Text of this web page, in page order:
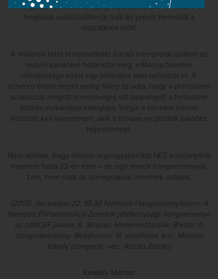
hallgattam a markáns hangsúlyokat és hitetlenkedve a
hegedűk valószínűtlenül halk és precíz tremolóit a
visszatérés előtt.
A második tétel tempóvételét Kocsis interpretációjában az
induló karaktere határozta meg, a Marcia funebre
ritmikussága ezért egy pillanatra sem nehezült el. A
scherzo éltető erejét pedig főleg az adta, hogy a pianissimo
szakaszok mögött is mindvégig ott lappangott a fortissimo
kitörés vulkanikus energiája. Végül a zenekar három
kürtösét kell kiemelnem, akik a trióban nyújtottak parádés
teljesítményt.
Nem állítom, hogy életem legnagyszerűbb NFZ-koncertjéről
mentem haza 22-én este – de egy remek hangversenyről.
Lám, nem csak az ünnepnapok lehetnek szépek.
(2005. december 22. 19:30 Nemzeti Hangversenyterem; A
Nemzeti Filharmonikus Zenekar jótékonysági hangversenye
az UNICEF javára; R. Strauss: Metamorfózisok; Bartók: II.
zongoraverseny; Beethoven: III. szimfónia; km.: Mocsári
Károly (zongora); vez.: Kocsis Zoltán)
Kerékfy Márton